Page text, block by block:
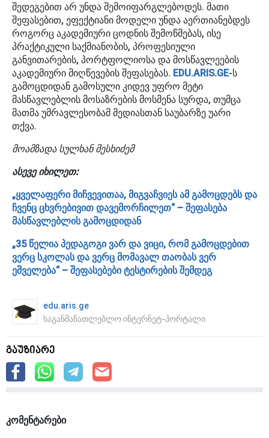
შედეგებით არ უნდა შემოიფარგლებოდეს. მათი
შეფასებით, ეფექტიანი მოდელი უნდა აერთიანებდეს
როგორც აკადემიური ცოდნის შემოწმებას, ისე
პრაქტიკული საქმიანობის, პროფესიული
განვითარების, პორტფოლიოსა და მოსწავლეების
აკადემიური მიღწევების შეფასებას. EDU.ARIS.GE-ს
გამოცდიდან გამოსული კიდევ უფრო მეტი
მასწავლებლის მოსაზრების მოსმენა სურდა, თუმცა
მათმა უმრავლესობამ მედიასთან საუბარზე უარი
თქვა.
მოამზადა სულხან მესხიძემ
ასევე იხილეთ:
„ყველაფერი მიჩვევითაა, მიგვაჩვიეს ამ გამოცდებს და
ჩვენც ცხვრებივით დავემორჩილეთ“ – შეფასება
მასწავლებლის გამოცდიდან
„35 წელია პედაგოგი ვარ და ვიცი, რომ გამოცდებით
ვერც სკოლას და ვერც მომავალ თაობას ვერ
ეშველება“ – შეფასებები ტესტირების შემდეგ
edu.aris.ge
საგანმანათლებლო ინტერნეტ-პორტალი
გაუზიარე
კომენტარები